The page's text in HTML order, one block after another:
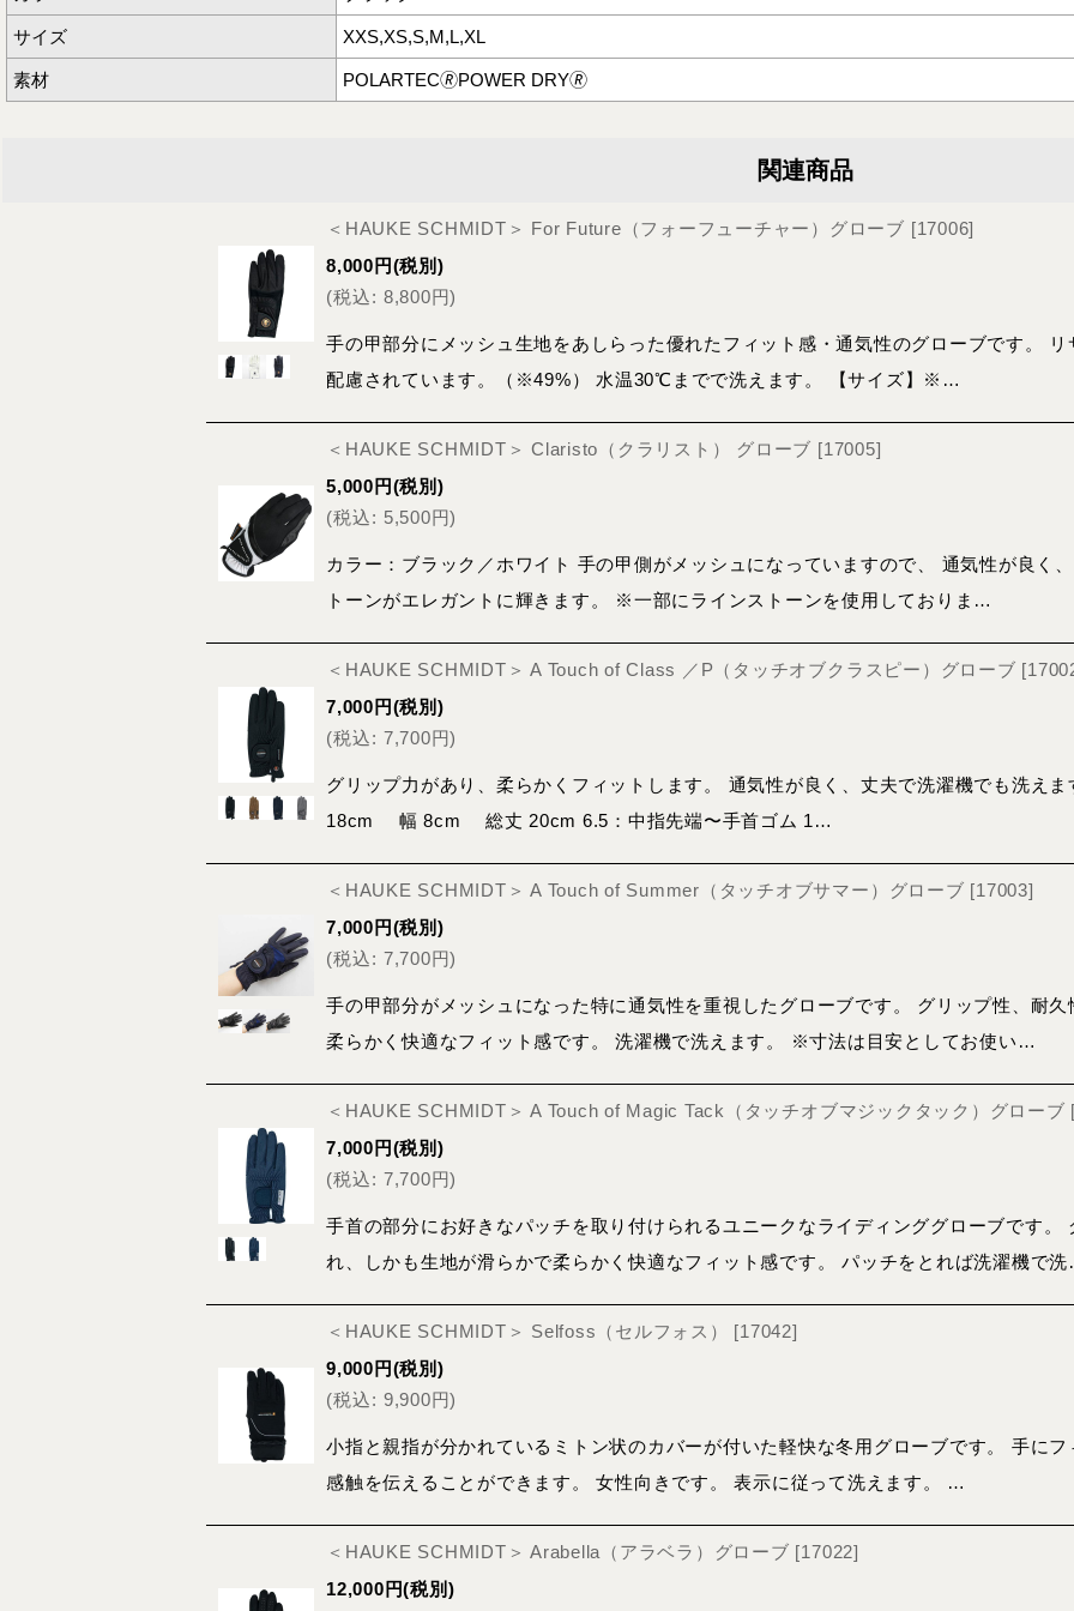
サイズ XXS,XS,S,M,L,XL
素材 POLARTEC🄬POWER DRY🄬
関連商品
＜HAUKE SCHMIDT＞ For Future（フォーフューチャー）グローブ [17006]
8,000 円(税別)
(税込: 8,800円)
手の甲部分にメッシュ生地をあしらった優れたフィット感・通気性のグローブです。
配慮されています。（※49%） 水温30℃までで洗えます。 【サイズ】※…
＜HAUKE SCHMIDT＞ Claristo（クラリスト） グローブ [17005]
5,000 円(税別)
(税込: 5,500円)
カラー：ブラック／ホワイト 手の甲側がメッシュになっていますので、 通気性が良く
トーンがエレガントに輝きます。 ※一部にラインストーンを使用しておりま…
＜HAUKE SCHMIDT＞ A Touch of Class ／P（タッチオブクラスピー）グローブ [
7,000 円(税別)
(税込: 7,700円)
グリップ力があり、柔らかくフィットします。 通気性が良く、丈夫で洗濯機でも洗え
18cm 幅 8cm 総丈 20cm 6.5：中指先端〜手首ゴム 1…
＜HAUKE SCHMIDT＞ A Touch of Summer（タッチオブサマー）グローブ [17003]
7,000 円(税別)
(税込: 7,700円)
手の甲部分がメッシュになった特に通気性を重視したグローブです。 グリップ性、耐
柔らかく快適なフィット感です。 洗濯機で洗えます。 ※寸法は目安としてお使い…
＜HAUKE SCHMIDT＞ A Touch of Magic Tack（タッチオブマジックタック）グローブ
7,000 円(税別)
(税込: 7,700円)
手首の部分にお好きなパッチを取り付けられるユニークなライディンググローブです。
れ、しかも生地が滑らかで柔らかく快適なフィット感です。 パッチをとれば洗濯機で
＜HAUKE SCHMIDT＞ Selfoss（セルフォス） [17042]
9,000 円(税別)
(税込: 9,900円)
小指と親指が分かれているミトン状のカバーが付いた軽快な冬用グローブです。 手に
感触を伝えることができます。 女性向きです。 表示に従って洗えます。 …
＜HAUKE SCHMIDT＞ Arabella（アラベラ）グローブ [17022]
12,000 円(税別)